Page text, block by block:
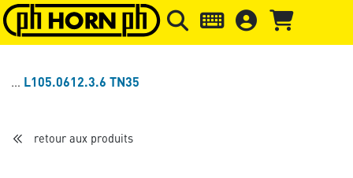
Skip to main content Passer à l'en-tête de la page
L105.0612.3.6 TN35
retour aux produits